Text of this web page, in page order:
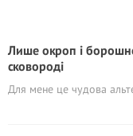
Лише окроп і
сковороді
Для мене це чудова